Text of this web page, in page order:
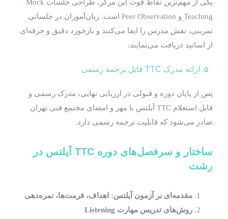
یکی از مهم‌ترین نقاط قوت این مرکز، طراحی جلسات Mock
Teaching و Peer Observation است. زبان‌آموزان در جلساتی
تمرینی، نقش مدرس را ایفا می‌کنند و بازخورد دقیق و حرفه‌ای
از اساتید دریافت می‌نمایند.
پس از پایان دوره و قبولی در ارزیابی نهایی، مدرک رسمی و
قابل استعلام TTC آیلتس با مهر و امضای مجتمع فنی تهران
صادر می‌شود که قابلیت ترجمه رسمی دارد.
ساختار و سرفصل‌های دوره
آیلتس در
رشت
مقدمه‌ای بر آزمون آیلتس: اهداف، فرمت‌ها، نمره‌دهی
روش‌های تدریس مهارت